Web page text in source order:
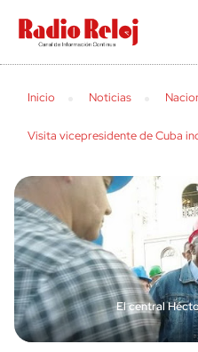
cerrar
Inicio Noticias
Visita vicepresidente de Cuba
El central